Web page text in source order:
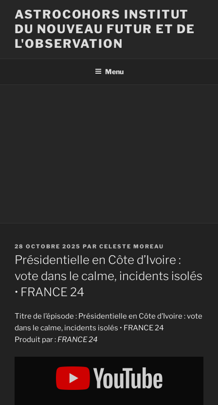
contenu
principal
ASTROCOHORS INSTITUT
DU NOUVEAU FUTUR ET DE
L'OBSERVATION
Menu
PUBLIÉ
LE
28 OCTOBRE 2025 PAR CELESTE MOREAU
Présidentielle en Côte d’Ivoire :
vote dans le calme, incidents isolés
• FRANCE 24
Titre de l’épisode : Présidentielle en Côte d’Ivoire : vote
dans le calme, incidents isolés • FRANCE 24
Produit par : FRANCE 24
Display
"Présidentielle